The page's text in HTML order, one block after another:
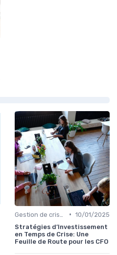
• 10/01/2025
Stratégies d’Investissement
en Temps de Crise: Une
Feuille de Route pour les CFO